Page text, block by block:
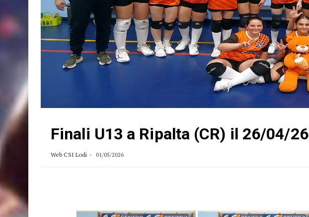
Finali U13 a Ripalta (CR) il 26/04/26
Web CSI Lodi 01/05/2026